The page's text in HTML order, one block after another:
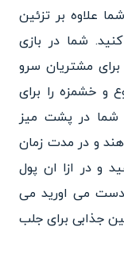
علاوه بر تزئین
شما در بازی
برای مشتریان سرو
و خشمزه را برای
شما در پشت میز
و در مدت زمان
و در ازا ان پول
دست می اورید می
جذابی برای جلب